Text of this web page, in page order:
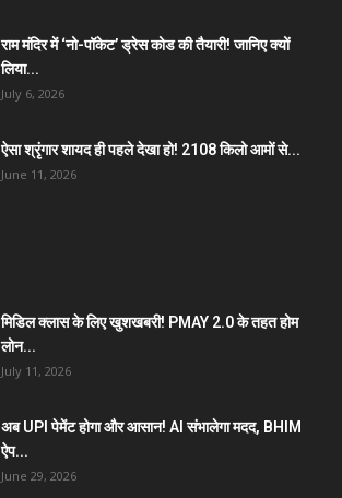
राम मंदिर में ‘नो-पॉकेट’ ड्रेस कोड की तैयारी! जानिए क्यों
लिया...
July 6, 2026
ऐसा श्रृंगार शायद ही पहले देखा हो! 2108 किलो आमों से...
June 11, 2026
मिडिल क्लास के लिए खुशखबरी! PMAY 2.0 के तहत होम
लोन...
July 11, 2026
अब UPI पेमेंट होगा और आसान! AI संभालेगा मदद, BHIM
ऐप...
June 29, 2026